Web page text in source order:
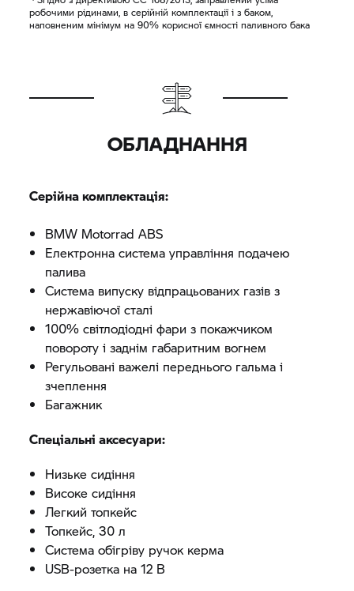
робочими рідинами, в серійній комплектації і з баком,
наповненим мінімум на 90% корисної ємності паливного бака
ОБЛАДНАННЯ
Серійна комплектація:
BMW Motorrad ABS
Електронна система управління подачею
палива
Система випуску відпрацьованих газів з
нержавіючої сталі
100% світлодіодні фари з покажчиком
повороту і заднім габаритним вогнем
Регульовані важелі переднього гальма і
зчеплення
Багажник
Спеціальні аксесуари:
Низьке сидіння
Високе сидіння
Легкий топкейс
Топкейс, 30 л
Система обігріву ручок керма
USB-розетка на 12 В